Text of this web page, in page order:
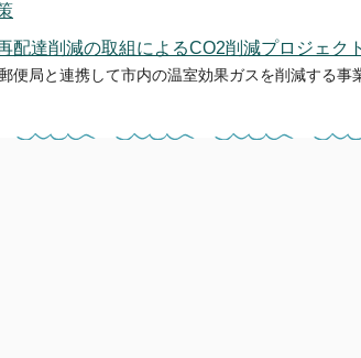
配達削減の取組によるCO2削減プロジェク
便局と連携して市内の温室効果ガスを削減する事